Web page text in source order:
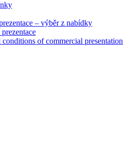
– výběr z nabídky
conditions of commercial presentation